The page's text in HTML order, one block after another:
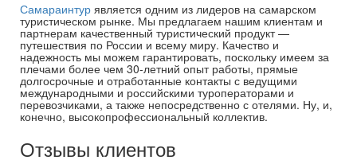
Самараинтур является одним из лидеров на самарском
туристическом рынке. Мы предлагаем нашим клиентам и
партнерам качественный туристический продукт —
путешествия по России и всему миру. Качество и
надежность мы можем гарантировать, поскольку имеем за
плечами более чем 30-летний опыт работы, прямые
долгосрочные и отработанные контакты с ведущими
международными и российскими туроператорами и
перевозчиками, а также непосредственно с отелями. Ну, и,
конечно, высокопрофессиональный коллектив.
Отзывы клиентов